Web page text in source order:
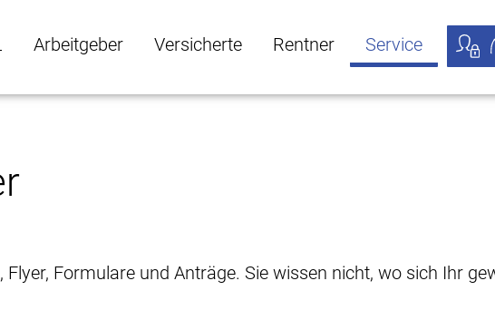
Arbeitgeber Versicherte Rentner Service
Flyer, Formulare und Anträge. Sie wissen nicht, wo sich Ihr